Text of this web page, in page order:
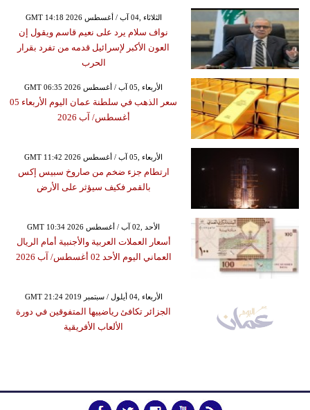
GMT 14:18 2026 الثلاثاء ,04 آب / أغسطس
نواف سلام يرد على نعيم قاسم ويقول إن
العون الأكبر لإسرائيل قدمه من تفرد بقرار
الحرب
GMT 06:35 2026 الأربعاء ,05 آب / أغسطس
سعر الذهب في سلطنة عمان اليوم الأربعاء 05
أغسطس/ آب 2026
GMT 11:42 2026 الأربعاء ,05 آب / أغسطس
ارتطام جزء ضخم من صاروخ سبيس إكس
بالقمر فكيف سيؤثر على الأرض
GMT 10:34 2026 الأحد ,02 آب / أغسطس
أسعار العملات العربية والأجنبية أمام الريال
العماني اليوم الأحد 02 أغسطس/ آب 2026
GMT 21:24 2019 الأربعاء ,04 أيلول / سبتمبر
الجزائر تكافئ رياضييها المتفوقين في دورة
الألعاب الأفريقية